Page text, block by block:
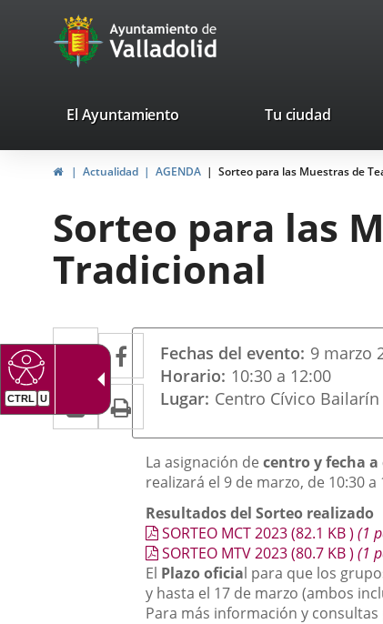
Portal
Web
Ayuntamiento
de
valladolid.es
El Ayuntamiento Tu ciudad
InicioActualidad AGENDA Sorteo para las Muestras de
Sorteo para las
Tradicional
Twitter
Enlace
una
aplicación
externa.
Facebook
Enlace
a
una
aplicación
externa.
LinkedIn
Enlace
a
aplicación
externa.
Imprimir
del
evento
Fechas del evento 9 marzo
Horario 10:30 a 12:00
Lugar Centro Cívico
Descripción
La asignación decentro y fecha
realizará el 9 de marzo, de 10:30 a
Resultados del Sorteo realizado
SORTEO MCT 2023(82.1 KB) (1
SORTEO MTV 2023(80.7 KB) (1
El Plazo oficial para que los
y hasta el 17 de marzo (ambos
Para más información y